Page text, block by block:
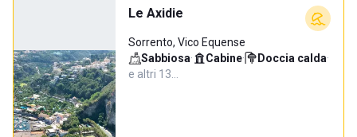
Le Axidie
Sorrento, Vico Equense
Sabbiosa· Cabine· Doccia calda·
e altri 13…